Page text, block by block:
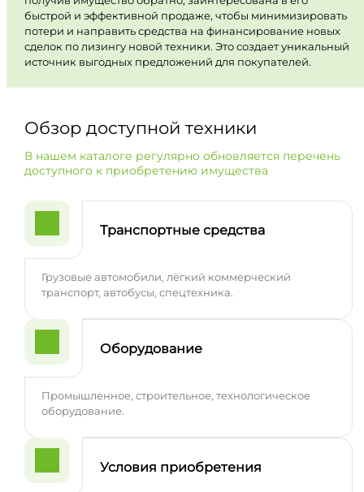
быстрой и эффективной продаже, чтобы минимизировать
потери и направить средства на финансирование новых
сделок по лизингу новой техники. Это создает уникальный
источник выгодных предложений для покупателей.
Обзор доступной техники
В нашем каталоге регулярно обновляется перечень
доступного к приобретению имущества
Транспортные средства
Грузовые автомобили, лёгкий коммерческий
транспорт, автобусы, спецтехника.
Оборудование
Промышленное, строительное, технологическое
оборудование.
Условия приобретения